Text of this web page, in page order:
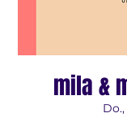
mila &